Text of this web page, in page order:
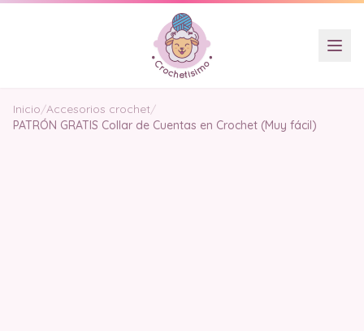
Inicio/Accesorios crochet/
PATRÓN GRATIS Collar de Cuentas en Crochet (Muy fácil)